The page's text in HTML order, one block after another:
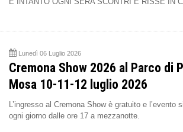
Lunedì 06 Luglio 2026
Cremona Show 2026 al Parco di
Mosa 10-11-12 luglio 2026
L’ingresso al Cremona Show è gratuito e l’evento
ogni giorno dalle ore 17 a mezzanotte.